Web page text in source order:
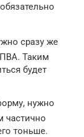
сразу же
Таким
будет
нужно
частично
тоньше.